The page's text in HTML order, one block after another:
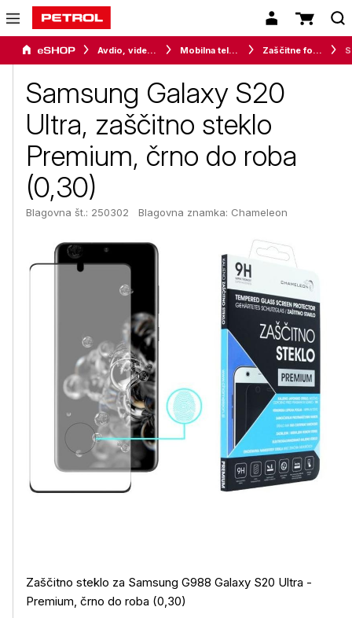
Avdio, video in telefonija Mobilna telefonija Zaščitne folije in stekla
Samsung Galaxy S20
Ultra, zaščitno steklo
Premium, črno do roba
(0,30)
Blagovna št.: 250302 Blagovna znamka: Chameleon
Zaščitno steklo za Samsung G988 Galaxy S20 Ultra -
Premium, črno do roba (0,30)